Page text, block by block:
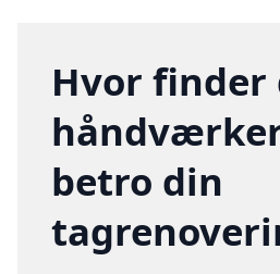
Hvor finder
betro din